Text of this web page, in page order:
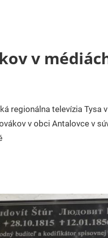
v
regionálna televízia Tysa
v obci Antalovce v